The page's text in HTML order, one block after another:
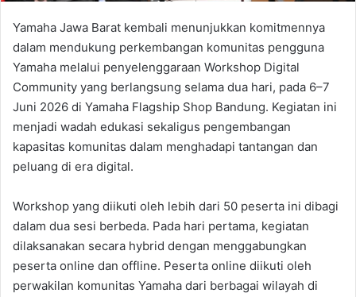
Yamaha Jawa Barat kembali menunjukkan komitmennya
dalam mendukung perkembangan komunitas pengguna
Yamaha melalui penyelenggaraan Workshop Digital
Community yang berlangsung selama dua hari, pada 6–7
Juni 2026 di Yamaha Flagship Shop Bandung. Kegiatan ini
menjadi wadah edukasi sekaligus pengembangan
kapasitas komunitas dalam menghadapi tantangan dan
peluang di era digital.
Workshop yang diikuti oleh lebih dari 50 peserta ini dibagi
dalam dua sesi berbeda. Pada hari pertama, kegiatan
dilaksanakan secara hybrid dengan menggabungkan
peserta online dan offline. Peserta online diikuti oleh
perwakilan komunitas Yamaha dari berbagai wilayah di